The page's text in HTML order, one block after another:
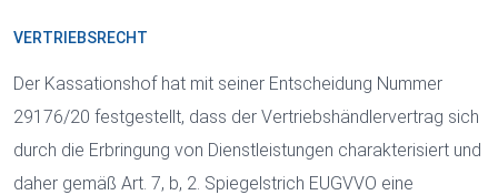
VERTRIEBSRECHT
Der Kassationshof hat mit seiner Entscheidung Nummer
29176/20 festgestellt, dass der Vertriebshändlervertrag sich
durch die Erbringung von Dienstleistungen charakterisiert und
daher gemäß Art. 7, b, 2. Spiegelstrich EUGVVO eine